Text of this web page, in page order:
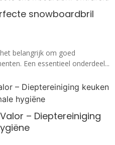
snowboardbril
belangrijk om goed
Een essentieel onderdeel...
– Dieptereiniging